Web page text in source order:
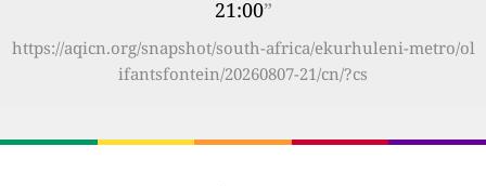
21:00”
https://aqicn.org/snapshot/south-africa/ekurhuleni-metro/ol
ifantsfontein/20260807-21/cn/?cs